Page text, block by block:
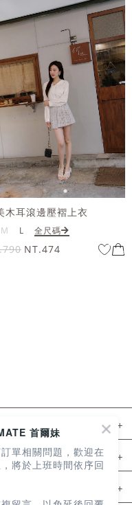
木耳滾邊壓褶上衣
M L 全尺碼
NT.474
首爾妹
單相關問題，歡迎在
將於上班時間依序回